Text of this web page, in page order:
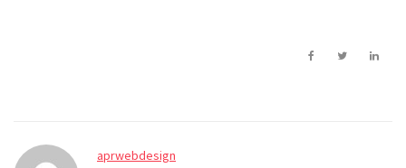
aprwebdesign